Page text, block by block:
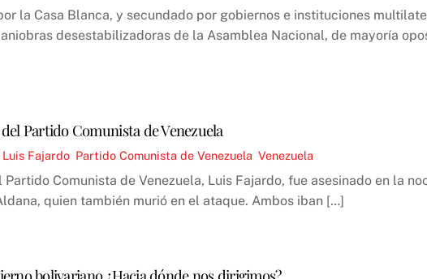
la Casa Blanca, y secundado por gobiernos e instituciones
desestabilizadoras de la Asamblea Nacional, de mayoría
Partido Comunista de Venezuela
Fajardo Partido Comunista de Venezuela Venezuela
Comunista de Venezuela, Luis Fajardo, fue asesinado en la
quien también murió en el ataque. Ambos iban […]